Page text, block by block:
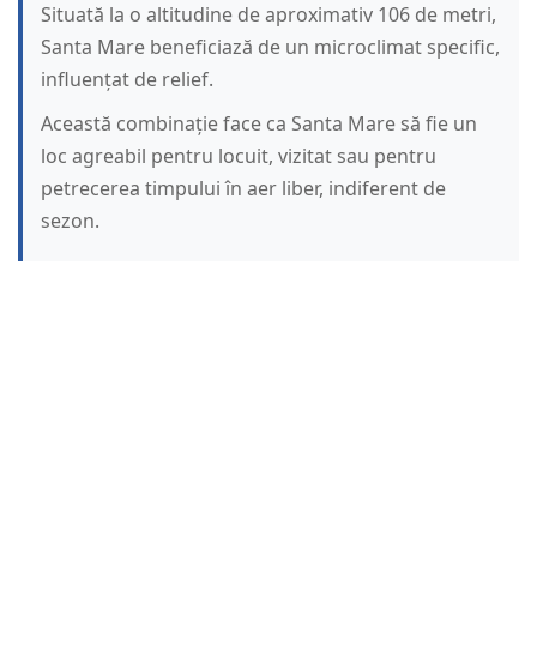
Situată la o altitudine de aproximativ 106 de metri,
Santa Mare beneficiază de un microclimat specific,
influențat de relief.
Această combinație face ca Santa Mare să fie un
loc agreabil pentru locuit, vizitat sau pentru
petrecerea timpului în aer liber, indiferent de
sezon.